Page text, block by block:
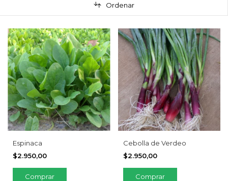
Ordenar
Espinaca
$2.950,00
Comprar
Cebolla de Verdeo
$2.950,00